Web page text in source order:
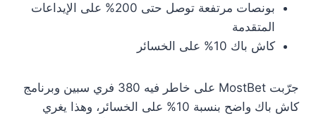
بونصات مرتفعة توصل حتى 200% على الإيداعات
المتقدمة
كاش باك 10% على الخسائر
جرّبت MostBet على خاطر فيه 380 فري سبين وبرنامج
كاش باك واضح بنسبة 10% على الخسائر، وهذا يغري